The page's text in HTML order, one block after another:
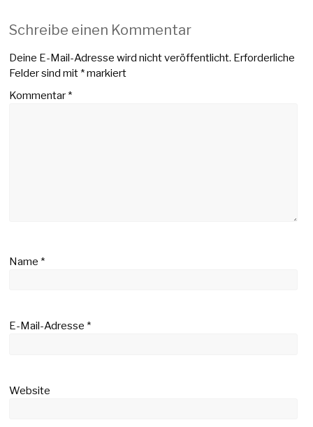
Schreibe einen Kommentar
Deine E-Mail-Adresse wird nicht veröffentlicht. Erforderliche
Felder sind mit*markiert
Kommentar*
Name*
E-Mail-Adresse*
Website